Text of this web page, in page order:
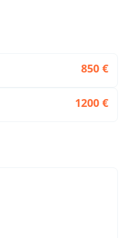
way, the journey of a
850 €
1200 €